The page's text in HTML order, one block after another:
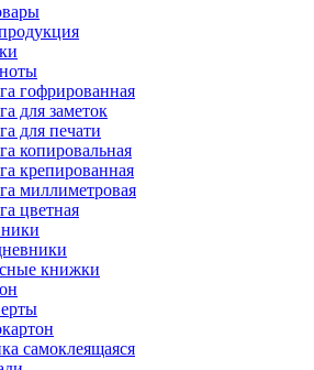
гофрированная
для заметок
для печати
копировальная
крепированная
миллиметровая
цветная
книжки
самоклеящаяся